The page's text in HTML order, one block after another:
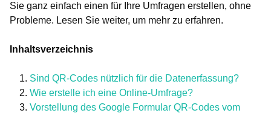
Sie ganz einfach einen für Ihre Umfragen erstellen, ohne
Probleme. Lesen Sie weiter, um mehr zu erfahren.
Inhaltsverzeichnis
Sind QR-Codes nützlich für die Datenerfassung?
Wie erstelle ich eine Online-Umfrage?
Vorstellung des Google Formular QR-Codes vom